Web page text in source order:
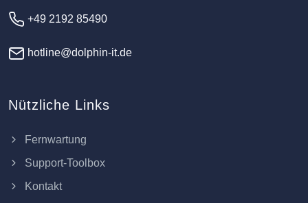
+49 2192 85490
hotline@dolphin-it.de
Nützliche Links
Fernwartung
Support-Toolbox
Kontakt